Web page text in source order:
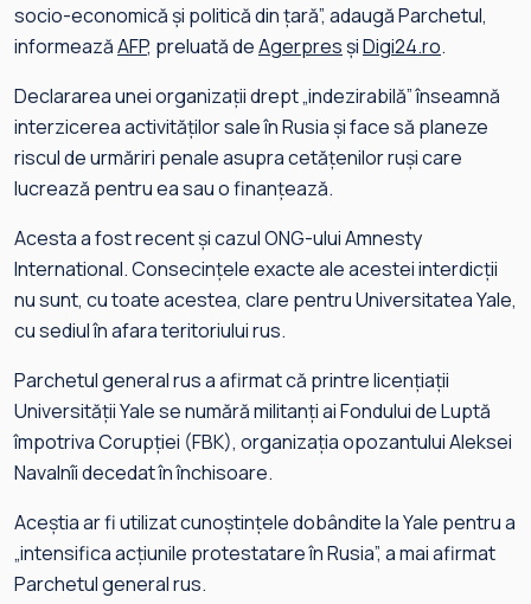
socio-economică şi politică din ţară”, adaugă Parchetul,
informeazăAFP, preluată deAgerpres șiDigi24.ro.
Declararea unei organizaţii drept „indezirabilă” înseamnă
interzicerea activităţilor sale în Rusia şi face să planeze
riscul de urmăriri penale asupra cetăţenilor ruşi care
lucrează pentru ea sau o finanţează.
Acesta a fost recent şi cazul ONG-ului Amnesty
International. Consecinţele exacte ale acestei interdicţii
nu sunt, cu toate acestea, clare pentru Universitatea Yale,
cu sediul în afara teritoriului rus.
Parchetul general rus a afirmat că printre licenţiaţii
Universităţii Yale se numără militanţi ai Fondului de Luptă
împotriva Corupţiei (FBK), organizaţia opozantului Aleksei
Navalnîi decedat în închisoare.
Aceştia ar fi utilizat cunoştinţele dobândite la Yale pentru a
„intensifica acţiunile protestatare în Rusia”, a mai afirmat
Parchetul general rus.